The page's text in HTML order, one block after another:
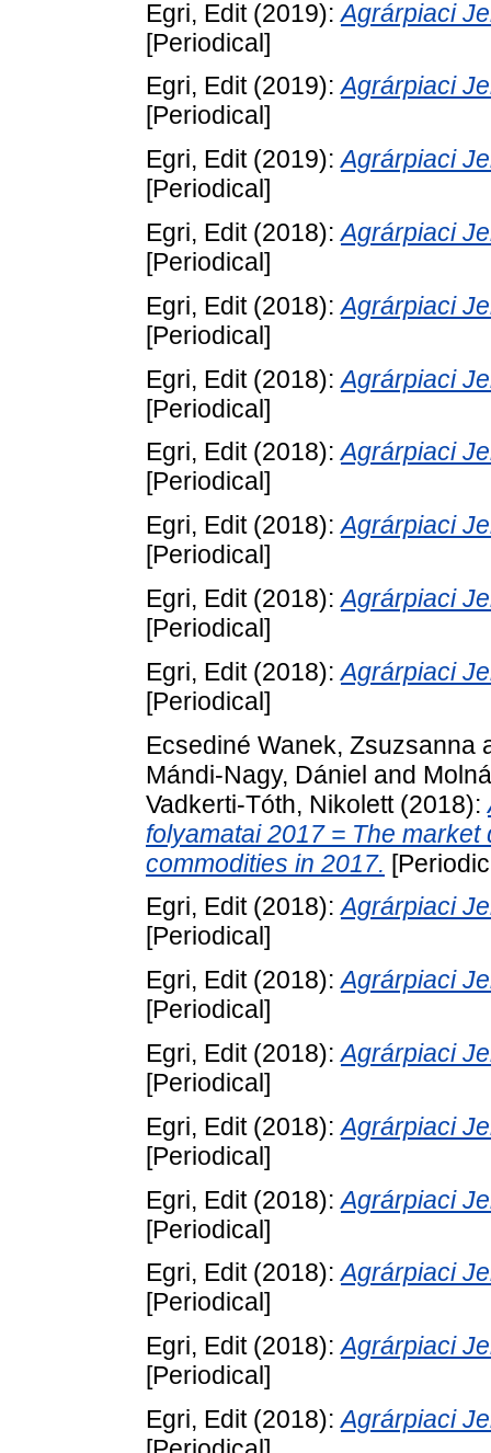
Egri, Edit(2019):Agrárpiaci
[Periodical]
Egri, Edit(2019):Agrárpiaci
[Periodical]
Egri, Edit(2019):Agrárpiaci
[Periodical]
Egri, Edit(2018):Agrárpiaci
[Periodical]
Egri, Edit(2018):Agrárpiaci
[Periodical]
Egri, Edit(2018):Agrárpiaci
[Periodical]
Egri, Edit(2018):Agrárpiaci
[Periodical]
Egri, Edit(2018):Agrárpiaci
[Periodical]
Egri, Edit(2018):Agrárpiaci
[Periodical]
Egri, Edit(2018):Agrárpiaci
[Periodical]
Ecsediné Wanek, Zsuzsanna
Mándi-Nagy, Dániel and
Vadkerti-Tóth, Nikolett(2018):
folyamatai 2017 = The
commodities in 2017.
Egri, Edit(2018):Agrárpiaci
[Periodical]
Egri, Edit(2018):Agrárpiaci
[Periodical]
Egri, Edit(2018):Agrárpiaci
[Periodical]
Egri, Edit(2018):Agrárpiaci
[Periodical]
Egri, Edit(2018):Agrárpiaci
[Periodical]
Egri, Edit(2018):Agrárpiaci
[Periodical]
Egri, Edit(2018):Agrárpiaci
[Periodical]
Egri, Edit(2018):Agrárpiaci